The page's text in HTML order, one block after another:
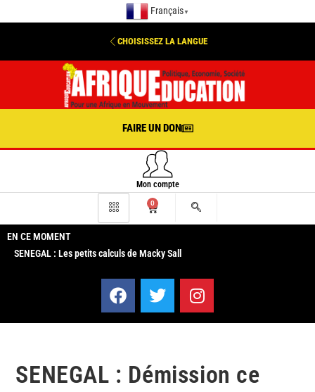
Français ▼
CHOISISSEZ LA LANGUE
FAIRE UN DON
Mon compte
0
EN CE MOMENT
SENEGAL : Les petits calculs de Macky Sall
SENEGAL : Démission ce